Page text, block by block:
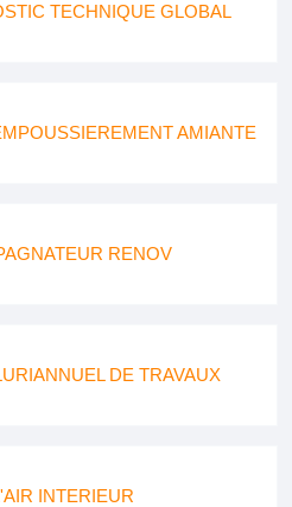
TECHNIQUE GLOBAL
AMIANTE
RENOV
DE TRAVAUX
INTERIEUR